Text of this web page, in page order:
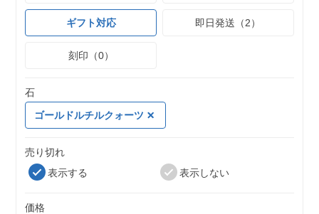
ギフト対応 即日発送（2）
刻印（0）
石
ゴールドルチルクォーツ
売り切れ
表示する
表示しない
価格